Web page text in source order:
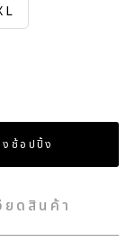
ยดสินค้า